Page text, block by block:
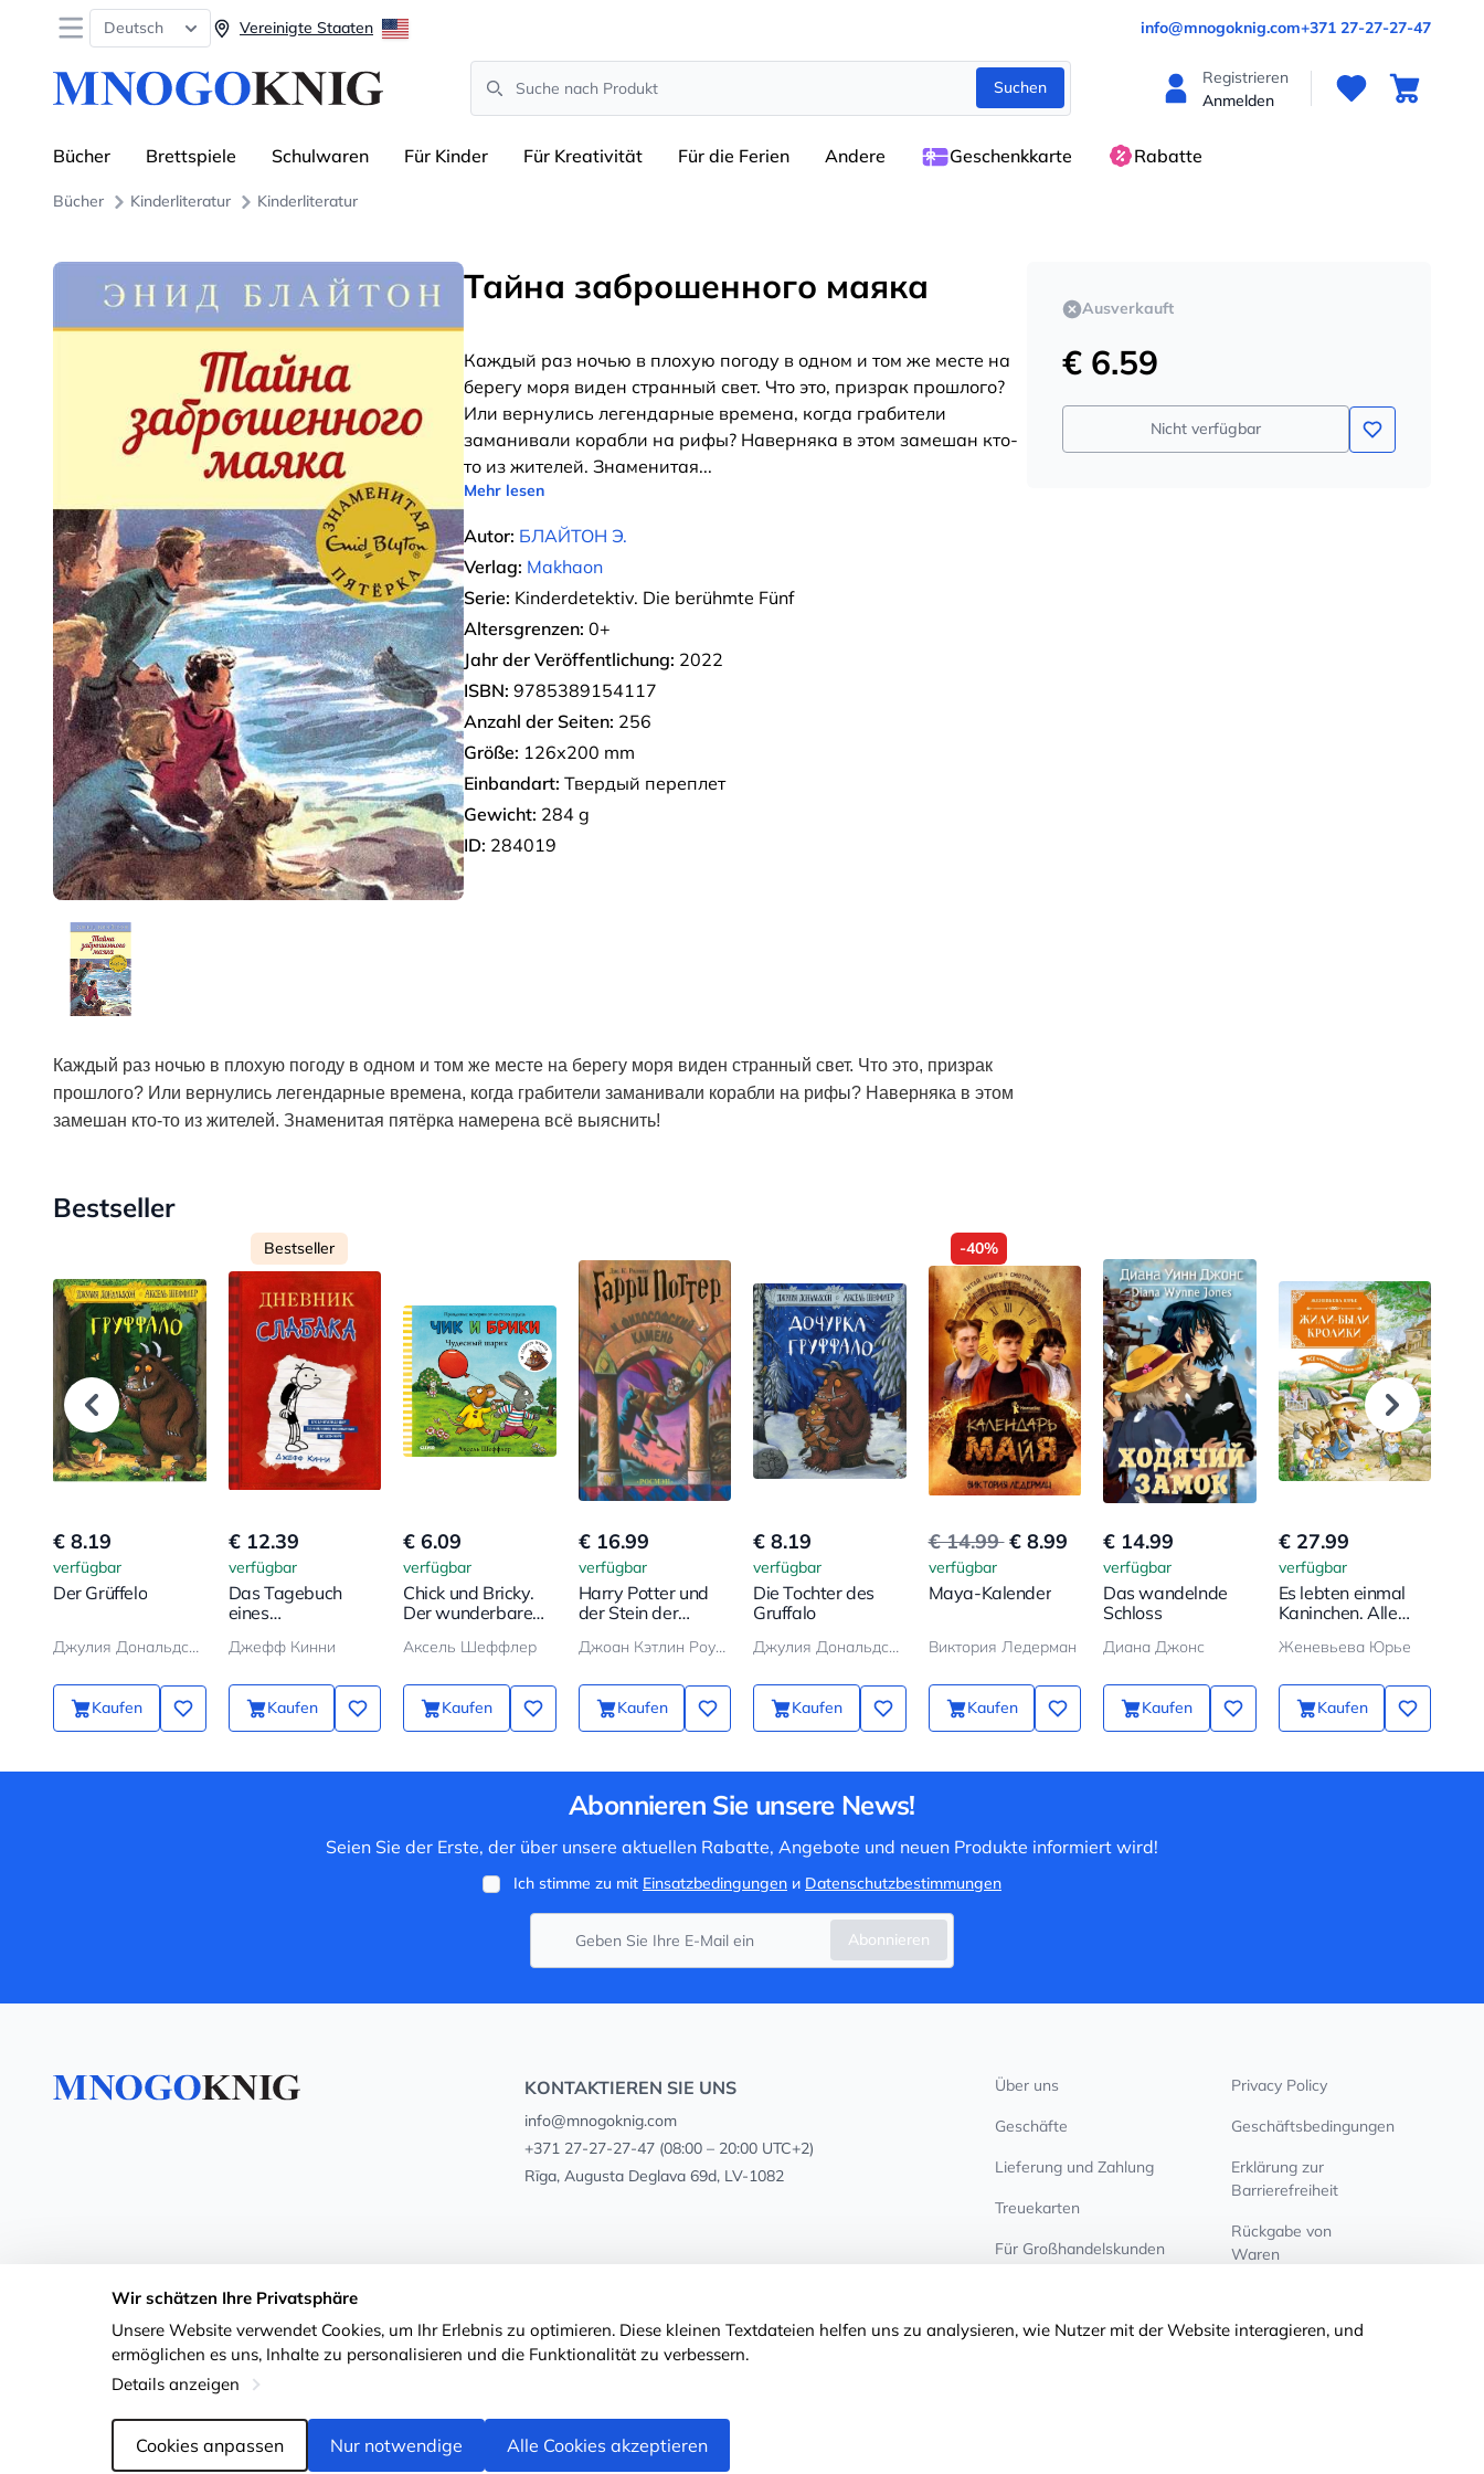
Open menu
Deutsch Vereinigte Staaten info@mnogoknig.com+371 27-27-27-47
Search
Suchen
Registrieren
Anmelden
Bücher Brettspiele Schulwaren Für Kinder Für Kreativität Für die Ferien Andere Geschenkkarte Rabatte
Bücher Kinderliteratur Kinderliteratur
Тайна заброшенного маяка
Каждый раз ночью в плохую погоду в одном и том же месте на
берегу моря виден странный свет. Что это, призрак прошлого?
Или вернулись легендарные времена, когда грабители
заманивали корабли на рифы? Наверняка в этом замешан кто-
то из жителей. Знаменитая...
Mehr lesen
Autor: БЛАЙТОН Э.
Verlag: Makhaon
Serie: Kinderdetektiv. Die berühmte Fünf
Altersgrenzen: 0+
Jahr der Veröffentlichung: 2022
ISBN: 9785389154117
Anzahl der Seiten: 256
Größe: 126х200 mm
Einbandart: Твердый переплет
Gewicht: 284 g
ID: 284019
Каждый раз ночью в плохую погоду в одном и том же месте на берегу моря виден странный свет. Что это, призрак
прошлого? Или вернулись легендарные времена, когда грабители заманивали корабли на рифы? Наверняка в этом
замешан кто-то из жителей. Знаменитая пятёрка намерена всё выяснить!
Ausverkauft
€ 6.59
Nicht verfügbar
Bestseller
€ 8.19
verfügbar
Der Grüffelo
Джулия Дональдсон, Аксель Шеффлер
Kaufen
Bestseller
€ 12.39
verfügbar
Das Tagebuch
eines
Джефф Кинни
Kaufen
€ 6.09
verfügbar
Chick und Bricky.
Der wunderbare
Аксель Шеффлер
Kaufen
€ 16.99
verfügbar
Harry Potter und
der Stein der
Джоан Кэтлин Роулинг
Kaufen
€ 8.19
verfügbar
Die Tochter des
Gruffalo
Джулия Дональдсон
Kaufen
-40%
€ 14.99€ 8.99
verfügbar
Maya-Kalender
Виктория Ледерман
Kaufen
€ 14.99
verfügbar
Das wandelnde
Schloss
Диана Джонс
Kaufen
€ 27.99
verfügbar
Es lebten einmal
Kaninchen. Alle
Band
Женевьева Юрье
Kaufen
Abonnieren Sie unsere News!
Seien Sie der Erste, der über unsere aktuellen Rabatte, Angebote und neuen Produkte informiert wird!
Ich stimme zu mit Einsatzbedingungen и Datenschutzbestimmungen
Abonnieren
KONTAKTIEREN SIE UNS
info@mnogoknig.com
+371 27-27-27-47(08:00 – 20:00 UTC+2)
Rīga, Augusta Deglava 69d, LV-1082
Über uns
Geschäfte
Lieferung und Zahlung
Treuekarten
Für Großhandelskunden
Privacy Policy
Geschäftsbedingungen
Erklärung zur
Barrierefreiheit
Rückgabe von
Waren
Wir schätzen Ihre Privatsphäre
Unsere Website verwendet Cookies, um Ihr Erlebnis zu optimieren. Diese kleinen Textdateien helfen uns zu analysieren, wie Nutzer mit der Website interagieren, und
ermöglichen es uns, Inhalte zu personalisieren und die Funktionalität zu verbessern.
Details anzeigen
Cookies anpassen Nur notwendige Alle Cookies akzeptieren